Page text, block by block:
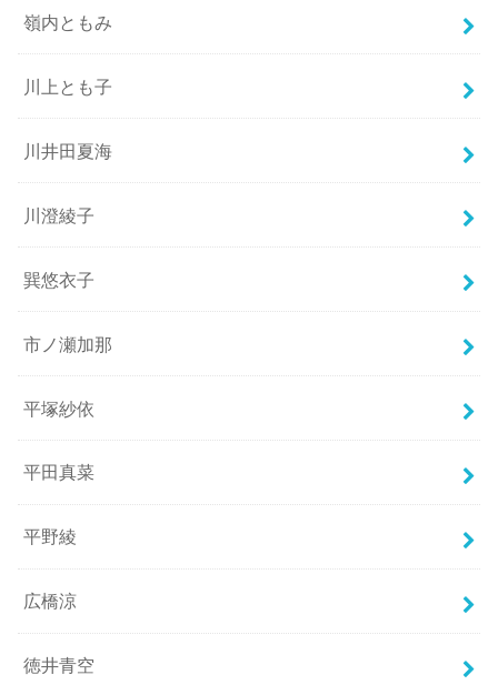
嶺内ともみ
川上とも子
川井田夏海
川澄綾子
巽悠衣子
市ノ瀬加那
平塚紗依
平田真菜
平野綾
広橋涼
徳井青空